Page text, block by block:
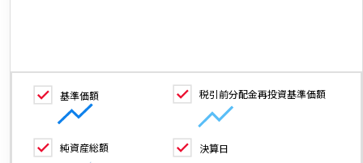
基準価額 税引前分配金再投資基準価額
純資産総額 決算日